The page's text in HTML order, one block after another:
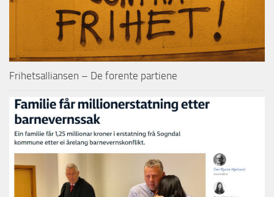
Frihetsalliansen – De forente partiene